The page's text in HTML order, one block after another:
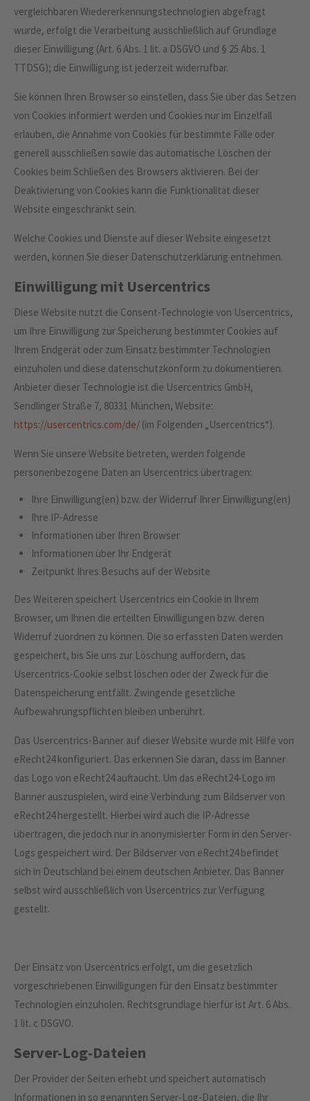
vergleichbaren Wiedererkennungstechnologien abgefragt
wurde, erfolgt die Verarbeitung ausschließlich auf Grundlage
dieser Einwilligung (Art. 6 Abs. 1 lit. a DSGVO und § 25 Abs. 1
TTDSG); die Einwilligung ist jederzeit widerrufbar.
Sie können Ihren Browser so einstellen, dass Sie über das Setzen
von Cookies informiert werden und Cookies nur im Einzelfall
erlauben, die Annahme von Cookies für bestimmte Fälle oder
generell ausschließen sowie das automatische Löschen der
Cookies beim Schließen des Browsers aktivieren. Bei der
Deaktivierung von Cookies kann die Funktionalität dieser
Website eingeschränkt sein.
Welche Cookies und Dienste auf dieser Website eingesetzt
werden, können Sie dieser Datenschutzerklärung entnehmen.
Einwilligung mit Usercentrics
Diese Website nutzt die Consent-Technologie von Usercentrics,
um Ihre Einwilligung zur Speicherung bestimmter Cookies auf
Ihrem Endgerät oder zum Einsatz bestimmter Technologien
einzuholen und diese datenschutzkonform zu dokumentieren.
Anbieter dieser Technologie ist die Usercentrics GmbH,
Sendlinger Straße 7, 80331 München, Website:
https://usercentrics.com/de/ (im Folgenden „Usercentrics“).
Wenn Sie unsere Website betreten, werden folgende
personenbezogene Daten an Usercentrics übertragen:
Ihre Einwilligung(en) bzw. der Widerruf Ihrer Einwilligung(en)
Ihre IP-Adresse
Informationen über Ihren Browser
Informationen über Ihr Endgerät
Zeitpunkt Ihres Besuchs auf der Website
Des Weiteren speichert Usercentrics ein Cookie in Ihrem
Browser, um Ihnen die erteilten Einwilligungen bzw. deren
Widerruf zuordnen zu können. Die so erfassten Daten werden
gespeichert, bis Sie uns zur Löschung auffordern, das
Usercentrics-Cookie selbst löschen oder der Zweck für die
Datenspeicherung entfällt. Zwingende gesetzliche
Aufbewahrungspflichten bleiben unberührt.
Das Usercentrics-Banner auf dieser Website wurde mit Hilfe von
eRecht24 konfiguriert. Das erkennen Sie daran, dass im Banner
das Logo von eRecht24 auftaucht. Um das eRecht24-Logo im
Banner auszuspielen, wird eine Verbindung zum Bildserver von
eRecht24 hergestellt. Hierbei wird auch die IP-Adresse
übertragen, die jedoch nur in anonymisierter Form in den Server-
Logs gespeichert wird. Der Bildserver von eRecht24 befindet
sich in Deutschland bei einem deutschen Anbieter. Das Banner
selbst wird ausschließlich von Usercentrics zur Verfügung
gestellt.
Der Einsatz von Usercentrics erfolgt, um die gesetzlich
vorgeschriebenen Einwilligungen für den Einsatz bestimmter
Technologien einzuholen. Rechtsgrundlage hierfür ist Art. 6 Abs.
1 lit. c DSGVO.
Server-Log-Dateien
Der Provider der Seiten erhebt und speichert automatisch
Informationen in so genannten Server-Log-Dateien, die Ihr